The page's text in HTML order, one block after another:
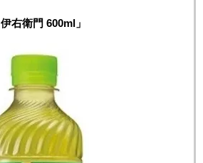
伊右衛門 600ml 」